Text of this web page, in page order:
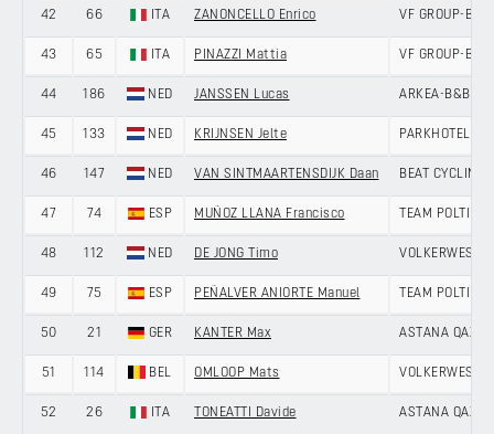
42 66 ITA ZANONCELLO Enrico VF GROUP-
43 65 ITA PINAZZI Mattia VF GROUP-
44 186 NED JANSSEN Lucas ARKEA-B&B
45 133 NED KRIJNSEN Jelte PARKHOTEL
46 147 NED VAN SINTMAARTENSDIJK Daan BEAT CYCLING
47 74 ESP MUÑOZ LLANA Francisco TEAM POLTI
48 112 NED DE JONG Timo
49 75 ESP PEÑALVER ANIORTE Manuel TEAM POLTI
50 21 GER KANTER Max ASTANA
51 114 BEL OMLOOP Mats
52 26 ITA TONEATTI Davide ASTANA